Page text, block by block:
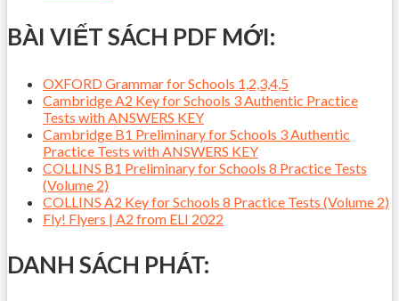
BÀI VIẾT SÁCH PDF MỚI:
OXFORD Grammar for Schools 1,2,3,4,5
Cambridge A2 Key for Schools 3 Authentic Practice
Tests with ANSWERS KEY
Cambridge B1 Preliminary for Schools 3 Authentic
Practice Tests with ANSWERS KEY
COLLINS B1 Preliminary for Schools 8 Practice Tests
(Volume 2)
COLLINS A2 Key for Schools 8 Practice Tests (Volume 2)
Fly! Flyers | A2 from ELI 2022
DANH SÁCH PHÁT: